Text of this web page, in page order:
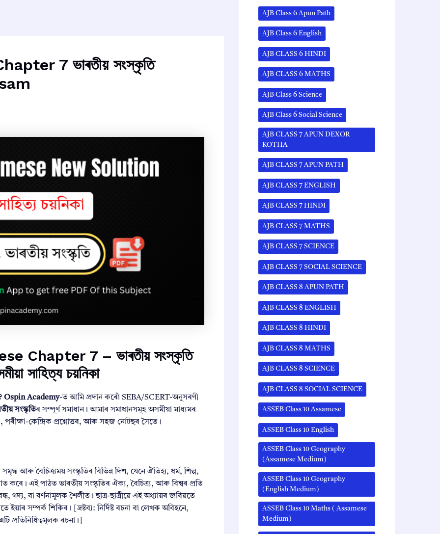
7 ভাৰতীয় সংস্কৃতি
Chapter 7 – ভাৰতীয় সংস্কৃতি
সাহিত্য চয়নিকা
Ospin Academy-ত আমি প্ৰদান কৰোঁ SEBA/SCERT-অনুসৰণী
সংস্কৃতিৰ সম্পূৰ্ণ সমাধান। আমাৰ সমাধানসমূহ অসমীয়া মাধ্যমৰ
পৰীক্ষা-কেন্দ্ৰিক প্ৰশ্নোত্তৰ, আৰু সহজ নোটছৰ সৈতে।
আৰু বৈচিত্ৰ্যময় সংস্কৃতিৰ বিভিন্ন দিশ, যেনে ঐতিহ্য, ধৰ্ম, শিল্প,
এই পাঠত ভাৰতীয় সংস্কৃতিৰ ঐক্য, বৈচিত্ৰ্য, আৰু বিশ্বৰ প্ৰতি
গদ্য, বা বর্ণনামূলক শৈলীত। ছাত্ৰ-ছাত্ৰীয়ে এই অধ্যায়ৰ জৰিয়তে
সম্পৰ্ক শিকিব। [দ্ৰষ্টব্য: নিৰ্দিষ্ট ৰচনা বা লেখক অবিহনে,
প্ৰতিনিধিত্বমূলক ৰচনা।]
AJB Class 6 Apun Path
AJB Class 6 English
AJB CLASS 6 HINDI
AJB CLASS 6 MATHS
AJB Class 6 Science
AJB Class 6 Social Science
AJB CLASS 7 APUN DEXOR
KOTHA
AJB CLASS 7 APUN PATH
AJB CLASS 7 ENGLISH
AJB CLASS 7 HINDI
AJB CLASS 7 MATHS
AJB CLASS 7 SCIENCE
AJB CLASS 7 SOCIAL SCIENCE
AJB CLASS 8 APUN PATH
AJB CLASS 8 ENGLISH
AJB CLASS 8 HINDI
AJB CLASS 8 MATHS
AJB CLASS 8 SCIENCE
AJB CLASS 8 SOCIAL SCIENCE
ASSEB Class 10 Assamese
ASSEB Class 10 English
ASSEB Class 10 Geography
(Assamese Medium)
ASSEB Class 10 Geography
(English Medium)
ASSEB Class 10 Maths ( Assamese
Medium)